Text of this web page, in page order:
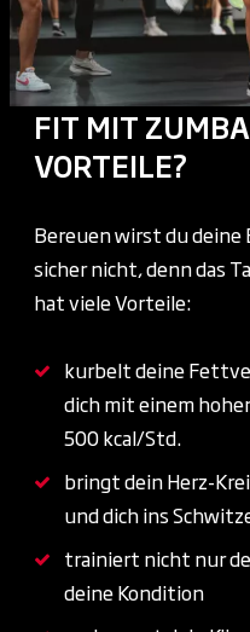
FIT MIT
VORTEILE?
Bereuen wirst du
sicher nicht, denn das
hat viele Vorteile:
kurbelt deine
dich mit einem
500 kcal/Std.
bringt dein Herz-
und dich ins
trainiert nicht nur
deine Kondition